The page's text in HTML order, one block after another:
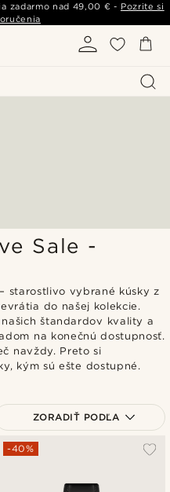
zadarmo nad 49,00 € - Pozrite si
Sale -
starostlivo vybrané kúsky z
do našej kolekcie.
štandardov kvality a
na konečnú dostupnosť.
navždy. Preto si
kým sú ešte dostupné.
ZORADIŤ PODĽA
Najpopulárnejšie
-40%